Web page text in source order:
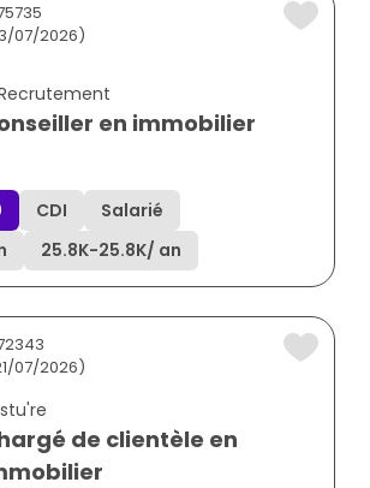
07/2026)
en immobilier
CDI
Salarié
25.8K-25.8K/ an
07/2026)
de clientèle en